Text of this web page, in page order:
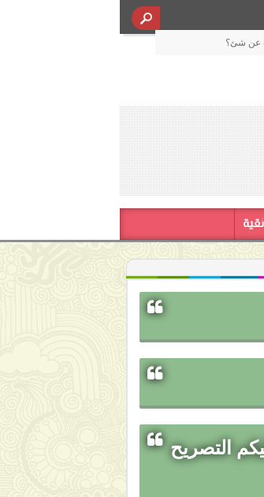
التصريح